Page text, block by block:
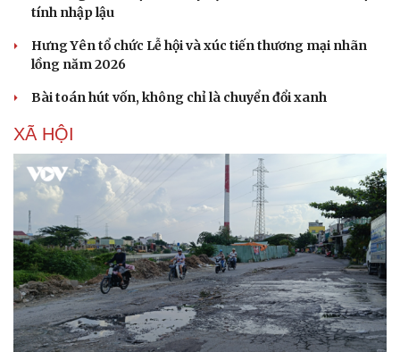
Tư vấn
check-in
Đọc truyện đêm khuya
Cửa sổ tình yêu
Hạt giống tâm hồn
tính nhập lậu
Hưng Yên tổ chức Lễ hội và xúc tiến thương mại nhãn
lồng năm 2026
Bài toán hút vốn, không chỉ là chuyển đổi xanh
XÃ HỘI